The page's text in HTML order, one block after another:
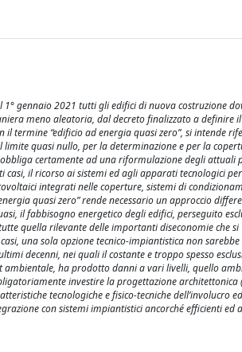
1° gennaio 2021 tutti gli edifici di nuova costruzione
meno aleatoria, dal decreto finalizzato a definire
termine “edificio ad energia quasi zero”, si intende
quasi nullo, per la determinazione e per la
certamente ad una riformulazione degli attuali
il ricorso ai sistemi ed agli apparati tecnologici
integrati nelle coperture, sistemi di
quasi zero” rende necessario un approccio
il fabbisogno energetico degli edifici, perseguito
quella rilevante delle importanti diseconomie che si
una sola opzione tecnico-impiantistica non sarebbe
decenni, nei quali il costante e troppo spesso
ha prodotto danni a vari livelli, quello
investire la progettazione architettonica
tecnologiche e fisico-tecniche dell’involucro
con sistemi impiantistici ancorché efficienti ed